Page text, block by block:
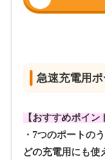
急速充電用
【おすすめポイン
・7つのポートの
どの充電用にも使